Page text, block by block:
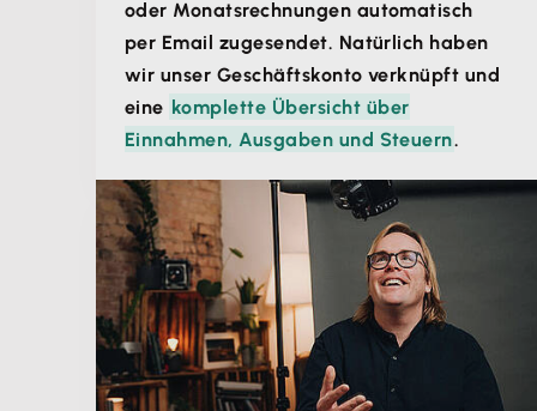
oder Monatsrechnungen automatisch
per Email zugesendet. Natürlich haben
wir unser Geschäftskonto verknüpft und
eine komplette Übersicht über
Einnahmen, Ausgaben und Steuern.